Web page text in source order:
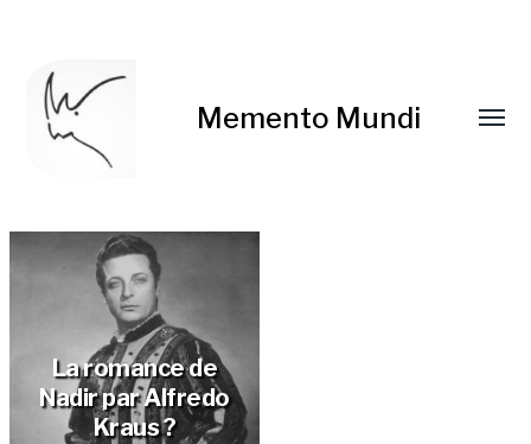
Memento Mundi
La romance de
Nadir par Alfredo
Kraus ?